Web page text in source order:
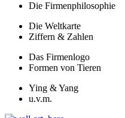
Die Firmenphilosophie
Die Weltkarte
Ziffern & Zahlen
Das Firmenlogo
Formen von Tieren
Ying & Yang
u.v.m.